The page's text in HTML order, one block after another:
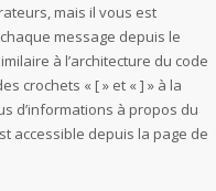
mais il vous est
message depuis le
à l’architecture du code
crochets « [ » et « ] » à la
d’informations à propos du
accessible depuis la page de